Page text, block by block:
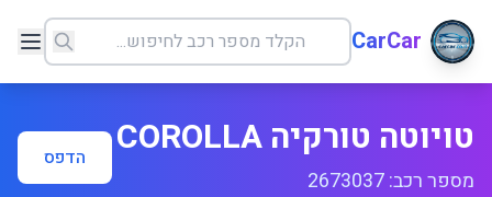
CarCar
טויוטה טורקיה COROLLA
מספר רכב: 2673037
הדפס